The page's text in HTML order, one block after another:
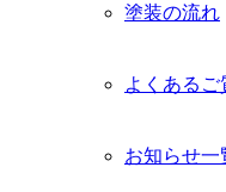
塗装の流れ
よくあるご
お知らせ一